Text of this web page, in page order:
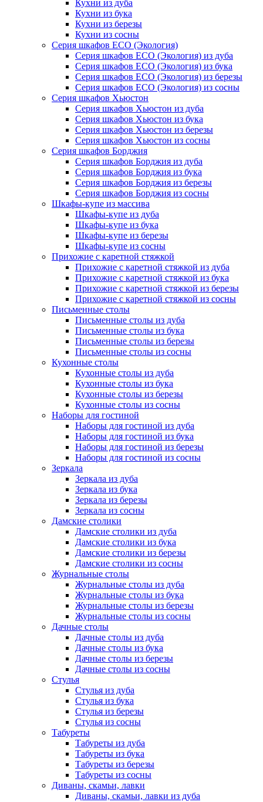
Кухни из дуба
Кухни из бука
Кухни из березы
Кухни из сосны
Серия шкафов ECO (Экология)
Серия шкафов ECO (Экология) из дуба
Серия шкафов ECO (Экология) из бука
Серия шкафов ECO (Экология) из березы
Серия шкафов ECO (Экология) из сосны
Серия шкафов Хьюстон
Серия шкафов Хьюстон из дуба
Серия шкафов Хьюстон из бука
Серия шкафов Хьюстон из березы
Серия шкафов Хьюстон из сосны
Серия шкафов Борджия
Серия шкафов Борджия из дуба
Серия шкафов Борджия из бука
Серия шкафов Борджия из березы
Серия шкафов Борджия из сосны
Шкафы-купе из массива
Шкафы-купе из дуба
Шкафы-купе из бука
Шкафы-купе из березы
Шкафы-купе из сосны
Прихожие с каретной стяжкой
Прихожие с каретной стяжкой из дуба
Прихожие с каретной стяжкой из бука
Прихожие с каретной стяжкой из березы
Прихожие с каретной стяжкой из сосны
Письменные столы
Письменные столы из дуба
Письменные столы из бука
Письменные столы из березы
Письменные столы из сосны
Кухонные столы
Кухонные столы из дуба
Кухонные столы из бука
Кухонные столы из березы
Кухонные столы из сосны
Наборы для гостиной
Наборы для гостиной из дуба
Наборы для гостиной из бука
Наборы для гостиной из березы
Наборы для гостиной из сосны
Зеркала
Зеркала из дуба
Зеркала из бука
Зеркала из березы
Зеркала из сосны
Дамские столики
Дамские столики из дуба
Дамские столики из бука
Дамские столики из березы
Дамские столики из сосны
Журнальные столы
Журнальные столы из дуба
Журнальные столы из бука
Журнальные столы из березы
Журнальные столы из сосны
Дачные столы
Дачные столы из дуба
Дачные столы из бука
Дачные столы из березы
Дачные столы из сосны
Стулья
Стулья из дуба
Стулья из бука
Стулья из березы
Стулья из сосны
Табуреты
Табуреты из дуба
Табуреты из бука
Табуреты из березы
Табуреты из сосны
Диваны, скамьи, лавки
Диваны, скамьи, лавки из дуба